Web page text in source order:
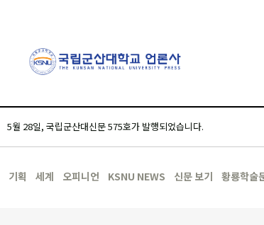
5월 28일, 국립군산대신문 575호가 발행되었습니다.
기획 세계 오피니언 KSNU NEWS 신문 보기 황룡학술